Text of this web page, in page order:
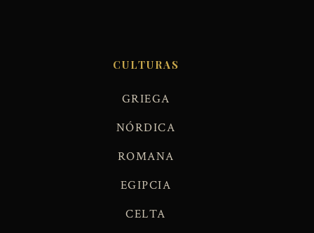
CULTURAS
GRIEGA
NÓRDICA
ROMANA
EGIPCIA
CELTA